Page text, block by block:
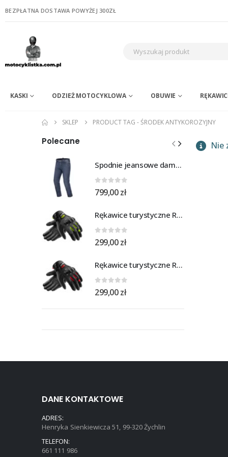
BEZPŁATNA DOSTAWA POWYŻEJ 300ZŁ
KASKI ODZIEŻ MOTOCYKLOWA OBUWIE
SKLEP PRODUCT TAG -ŚRODEK ANTYKOROZYJNY
Nie
Polecane
Spodnie jeansowe damskie SHIMA RIDGE LADY blue
0out of 5
799,00zł
Rękawice turystyczne REBELHORN DEFENDER black yellow fluo
0 out of 5
299,00zł
Rękawice turystyczne REBELHORN DEFENDER black red
0 out of 5
299,00zł
DANE KONTAKTOWE
ADRES:
Henryka Sienkiewicza 51, 99-320 Żychlin
TELEFON:
661 111 986